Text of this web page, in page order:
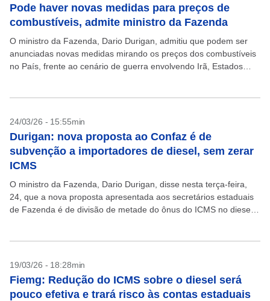
Pode haver novas medidas para preços de
combustíveis, admite ministro da Fazenda
O ministro da Fazenda, Dario Durigan, admitiu que podem ser
anunciadas novas medidas mirando os preços dos combustíveis
no País, frente ao cenário de guerra envolvendo Irã, Estados
24/03/26 - 15:55min
Durigan: nova proposta ao Confaz é de
subvenção a importadores de diesel, sem zerar
ICMS
O ministro da Fazenda, Dario Durigan, disse nesta terça-feira,
24, que a nova proposta apresentada aos secretários estaduais
de Fazenda é de divisão de metade do ônus do ICMS no diesel
19/03/26 - 18:28min
Fiemg: Redução do ICMS sobre o diesel será
pouco efetiva e trará risco às contas estaduais